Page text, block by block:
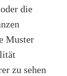
die
Muster
zu sehen